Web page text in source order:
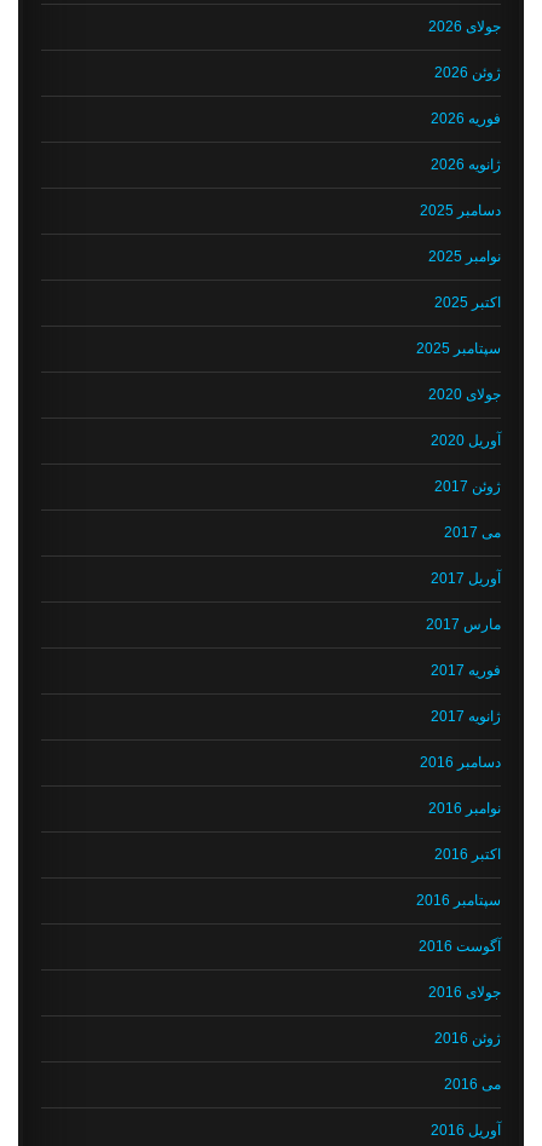
جولای 2026
ژوئن 2026
فوریه 2026
ژانویه 2026
دسامبر 2025
نوامبر 2025
اکتبر 2025
سپتامبر 2025
جولای 2020
آوریل 2020
ژوئن 2017
می 2017
آوریل 2017
مارس 2017
فوریه 2017
ژانویه 2017
دسامبر 2016
نوامبر 2016
اکتبر 2016
سپتامبر 2016
آگوست 2016
جولای 2016
ژوئن 2016
می 2016
آوریل 2016